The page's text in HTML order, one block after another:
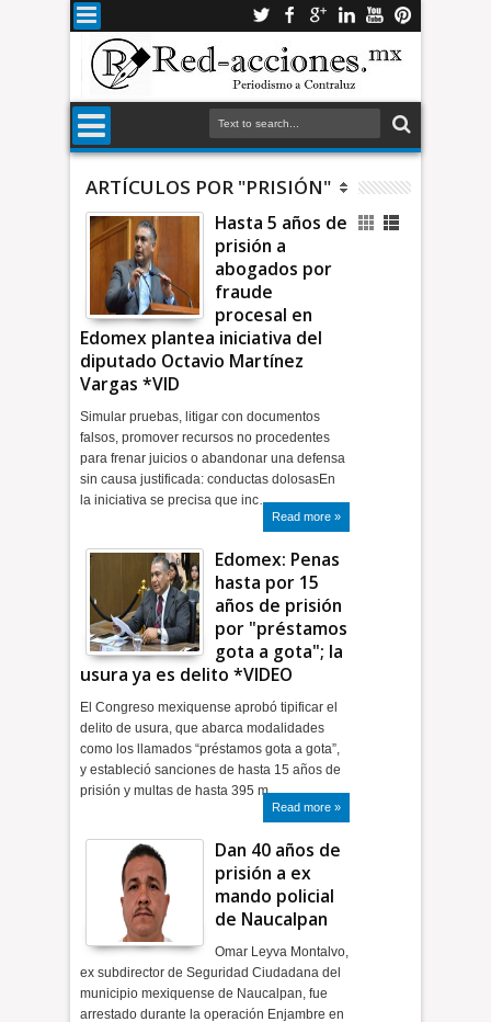
ARTÍCULOS POR "PRISIÓN"
Hasta 5 años de
prisión a
abogados por
fraude
procesal en
Edomex plantea iniciativa del
diputado Octavio Martínez
Vargas *VID
Simular pruebas, litigar con documentos
falsos, promover recursos no procedentes
para frenar juicios o abandonar una defensa
sin causa justificada: conductas dolosasEn
la iniciativa se precisa que inc…
Read more »
Edomex: Penas
hasta por 15
años de prisión
por "préstamos
gota a gota"; la
usura ya es delito *VIDEO
El Congreso mexiquense aprobó tipificar el
delito de usura, que abarca modalidades
como los llamados “préstamos gota a gota”,
y estableció sanciones de hasta 15 años de
prisión y multas de hasta 395 m…
Read more »
Dan 40 años de
prisión a ex
mando policial
de Naucalpan
Omar Leyva Montalvo,
ex subdirector de Seguridad Ciudadana del
municipio mexiquense de Naucalpan, fue
arrestado durante la operación Enjambre en